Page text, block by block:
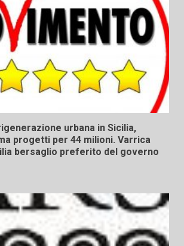
urbana in Sicilia,
progetti per 44 milioni. Varrica
bersaglio preferito del governo